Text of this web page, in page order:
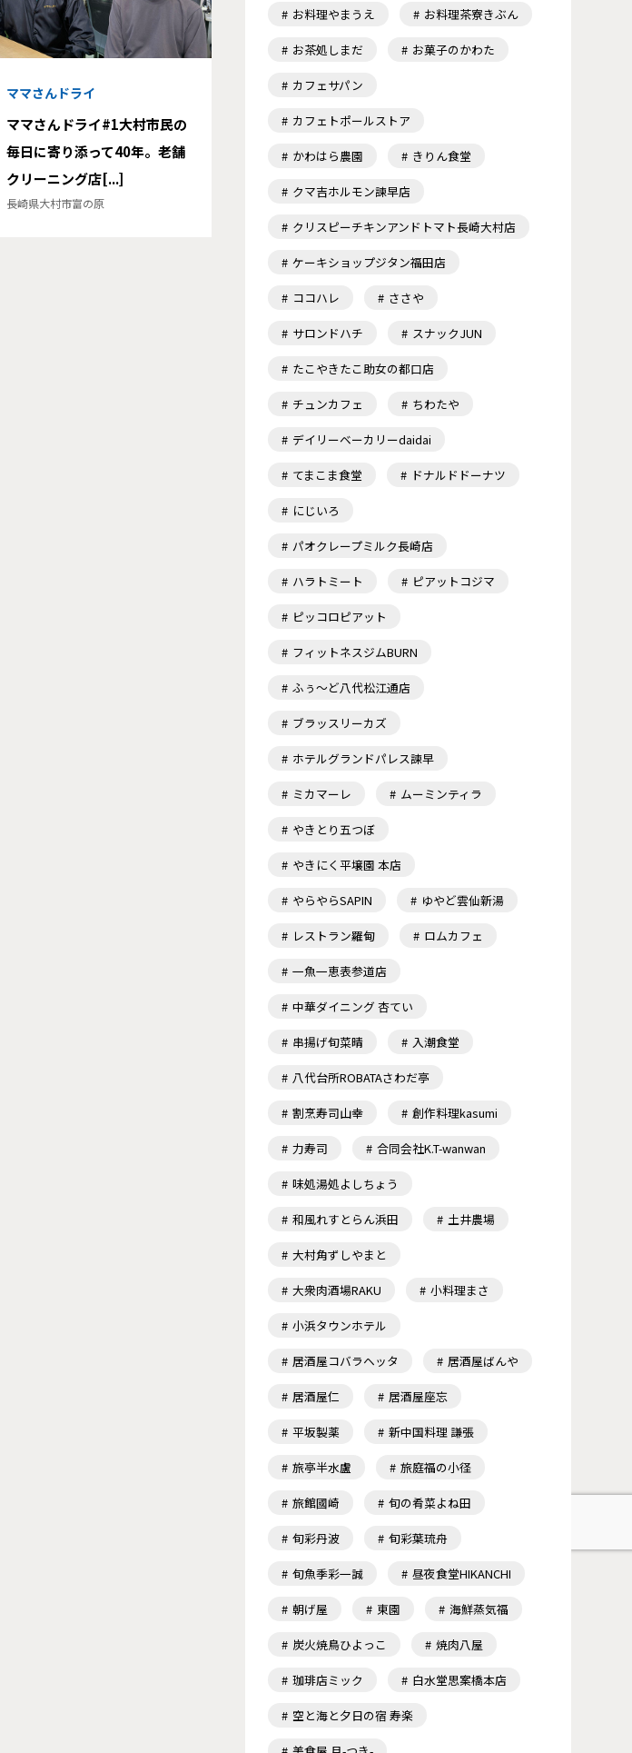
ママさんドライ
ママさんドライ#1大村市民の
毎日に寄り添って40年。老舗
クリーニング店[...]
長崎県大村市富の原
お料理やまうえ お料理茶寮きぶん
お茶処しまだ お菓子のかわた
カフェサパン
カフェトポールストア
かわはら農園 きりん食堂
クマ吉ホルモン諫早店
クリスピーチキンアンドトマト長崎大村店
ケーキショップジタン福田店
ココハレ ささや
サロンドハチ スナックJUN
たこやきたこ助女の都口店
チュンカフェ ちわたや
デイリーベーカリーdaidai
てまこま食堂 ドナルドドーナツ
にじいろ
パオクレープミルク長崎店
ハラトミート ピアットコジマ
ピッコロピアット
フィットネスジムBURN
ふぅ～ど八代松江通店
ブラッスリーカズ
ホテルグランドパレス諫早
ミカマーレ ムーミンティラ
やきとり五つぼ
やきにく平壌園 本店
やらやらSAPIN ゆやど雲仙新湯
レストラン羅甸 ロムカフェ
一魚一恵表参道店
中華ダイニング 杏てい
串揚げ旬菜晴 入潮食堂
八代台所ROBATAさわだ亭
割烹寿司山幸 創作料理kasumi
力寿司 合同会社K.T-wanwan
味処湯処よしちょう
和風れすとらん浜田 土井農場
大村角ずしやまと
大衆肉酒場RAKU 小料理まさ
小浜タウンホテル
居酒屋コバラヘッタ 居酒屋ばんや
居酒屋仁 居酒屋座忘
平坂製薬 新中国料理 謙張
旅亭半水盧 旅庭福の小径
旅館國崎 旬の肴菜よね田
旬彩丹波 旬彩葉琉舟
旬魚季彩一誠 昼夜食堂HIKANCHI
朝げ屋 東園 海鮮蒸気福
炭火焼鳥ひよっこ 焼肉八屋
珈琲店ミック 白水堂思案橋本店
空と海と夕日の宿 寿楽